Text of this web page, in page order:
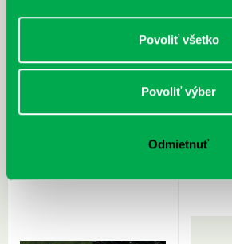
Povoliť všetko
Povoliť výber
Odmietnuť
Rudź, Przemyslaw: Atlas hviezd:
Sprievodca po hviezdnej oblohe
Hardy,